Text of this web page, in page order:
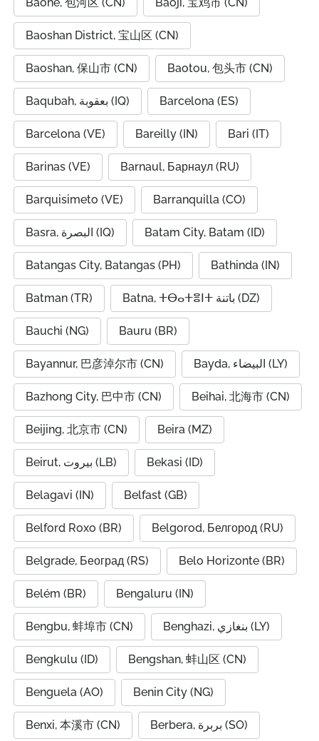
Baoshan District, 宝山区 (CN)
Baoshan, 保山市 (CN) Baotou, 包头市 (CN)
Baqubah, بعقوبة (IQ) Barcelona (ES)
Barcelona (VE) Bareilly (IN) Bari (IT)
Barinas (VE) Barnaul, Барнаул (RU)
Barquisimeto (VE) Barranquilla (CO)
Basra, البصرة (IQ) Batam City, Batam (ID)
Batangas City, Batangas (PH) Bathinda (IN)
Batman (TR) Batna, ⵜⴱⴰⵜⴻⵏⵜ باتنة (DZ)
Bauchi (NG) Bauru (BR)
Bayannur, 巴彦淖尔市 (CN) Bayda, البيضاء (LY)
Bazhong City, 巴中市 (CN) Beihai, 北海市 (CN)
Beijing, 北京市 (CN) Beira (MZ)
Beirut, بيروت (LB) Bekasi (ID)
Belagavi (IN) Belfast (GB)
Belford Roxo (BR) Belgorod, Белгород (RU)
Belgrade, Београд (RS) Belo Horizonte (BR)
Belém (BR) Bengaluru (IN)
Bengbu, 蚌埠市 (CN) Benghazi, بنغازي (LY)
Bengkulu (ID) Bengshan, 蚌山区 (CN)
Benguela (AO) Benin City (NG)
Benxi, 本溪市 (CN) Berbera, بربرة (SO)